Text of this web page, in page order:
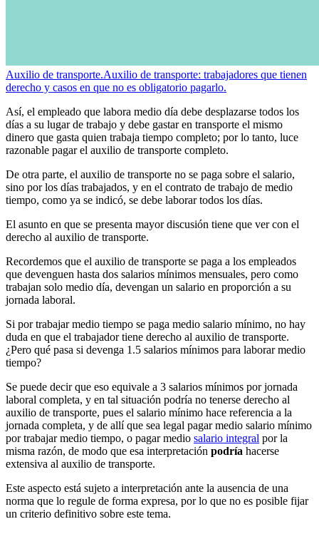
Auxilio de transporte.Auxilio de transporte: trabajadores que tienen
derecho y casos en que no es obligatorio pagarlo.
Así, el empleado que labora medio día debe desplazarse todos los
días a su lugar de trabajo y debe gastar en transporte el mismo
dinero que gasta quien trabaja tiempo completo; por lo tanto, luce
razonable pagar el auxilio de transporte completo.
De otra parte, el auxilio de transporte no se paga sobre el salario,
sino por los días trabajados, y en el contrato de trabajo de medio
tiempo, como ya se indicó, se debe laborar todos los días.
El asunto en que se presenta mayor discusión tiene que ver con el
derecho al auxilio de transporte.
Recordemos que el auxilio de transporte se paga a los empleados
que devenguen hasta dos salarios mínimos mensuales, pero como
trabajan solo medio día, devengan un salario en proporción a su
jornada laboral.
Si por trabajar medio tiempo se paga medio salario mínimo, no hay
duda en que el trabajador tiene derecho al auxilio de transporte.
¿Pero qué pasa si devenga 1.5 salarios mínimos para laborar medio
tiempo?
Se puede decir que eso equivale a 3 salarios mínimos por jornada
laboral completa, y en tal situación podría no tenerse derecho al
auxilio de transporte, pues el salario mínimo hace referencia a la
jornada completa, y de allí que sea legal pagar medio salario mínimo
por trabajar medio tiempo, o pagar medio salario integral por la
misma razón, de modo que esa interpretación podría hacerse
extensiva al auxilio de transporte.
Este aspecto está sujeto a interpretación ante la ausencia de una
norma que lo regule de forma expresa, por lo que no es posible fijar
un criterio definitivo sobre este tema.